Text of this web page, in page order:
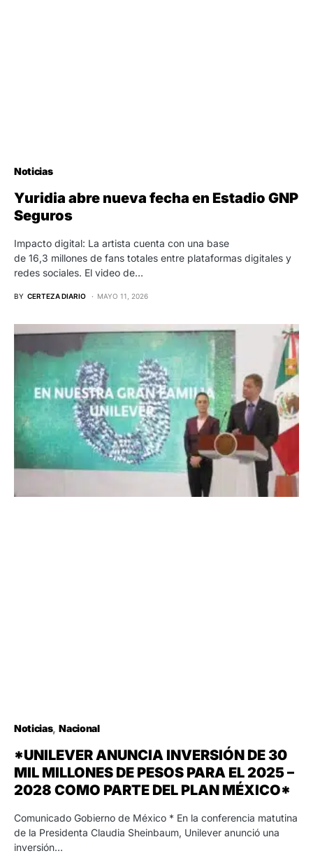
Noticias
Yuridia abre nueva fecha en Estadio GNP
Seguros
Impacto digital: La artista cuenta con una base
de 16,3 millones de fans totales entre plataformas digitales y
redes sociales. El video de…
BY CERTEZA DIARIO MAYO 11, 2026
Noticias Nacional
*UNILEVER ANUNCIA INVERSIÓN DE 30
MIL MILLONES DE PESOS PARA EL 2025 –
2028 COMO PARTE DEL PLAN MÉXICO*
Comunicado Gobierno de México * En la conferencia matutina
de la Presidenta Claudia Sheinbaum, Unilever anunció una
inversión…